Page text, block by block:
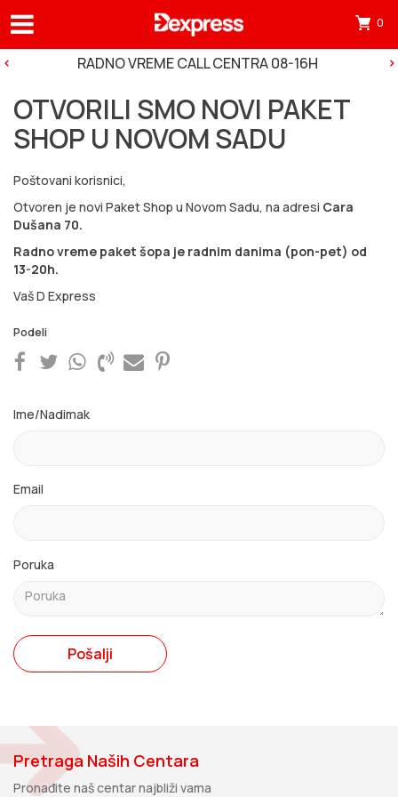
mini
0
RADNO VREME CALL CENTRA 08-16H
OTVORILI SMO NOVI PAKET
SHOP U NOVOM SADU
Poštovani korisnici,
Otvoren je novi Paket Shop u Novom Sadu, na adresi Cara
Dušana 70.
Radno vreme paket šopa je radnim danima (pon-pet) od
13-20h.
Vaš D Express
Podeli
Ime/Nadimak
Email
Poruka
Pošalji
Pretraga Naših Centara
Pronađite naš centar najbliži vama